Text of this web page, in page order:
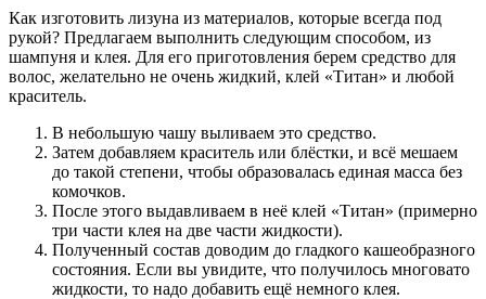
Как изготовить лизуна из материалов, которые всегда под
рукой? Предлагаем выполнить следующим способом, из
шампуня и клея. Для его приготовления берем средство для
волос, желательно не очень жидкий, клей «Титан» и любой
краситель.
В небольшую чашу выливаем это средство.
Затем добавляем краситель или блёстки, и всё мешаем
до такой степени, чтобы образовалась единая масса без
комочков.
После этого выдавливаем в неё клей «Титан» (примерно
три части клея на две части жидкости).
Полученный состав доводим до гладкого кашеобразного
состояния. Если вы увидите, что получилось многовато
жидкости, то надо добавить ещё немного клея.